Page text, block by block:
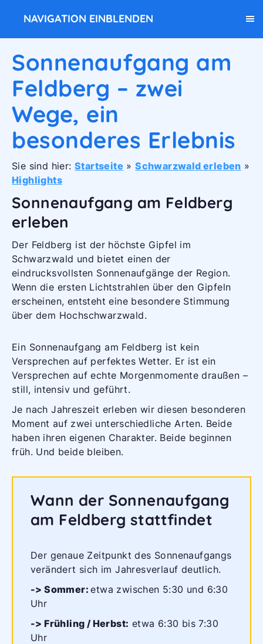
NAVIGATION EINBLENDEN
Sonnenaufgang am
Feldberg – zwei
Wege, ein
besonderes Erlebnis
Sie sind hier: Startseite »Schwarzwald erleben »
Highlights
Sonnenaufgang am Feldberg
erleben
Der Feldberg ist der höchste Gipfel im
Schwarzwald und bietet einen der
eindrucksvollsten Sonnenaufgänge der Region.
Wenn die ersten Lichtstrahlen über den Gipfeln
erscheinen, entsteht eine besondere Stimmung
über dem Hochschwarzwald.
Ein Sonnenaufgang am Feldberg ist kein
Versprechen auf perfektes Wetter. Er ist ein
Versprechen auf echte Morgenmomente draußen –
still, intensiv und geführt.
Je nach Jahreszeit erleben wir diesen besonderen
Moment auf zwei unterschiedliche Arten. Beide
haben ihren eigenen Charakter. Beide beginnen
früh. Und beide bleiben.
Wann der Sonnenaufgang
am Feldberg stattfindet
Der genaue Zeitpunkt des Sonnenaufgangs
verändert sich im Jahresverlauf deutlich.
-> Sommer:etwa zwischen 5:30 und 6:30
Uhr
-> Frühling / Herbst: etwa 6:30 bis 7:30
Uhr